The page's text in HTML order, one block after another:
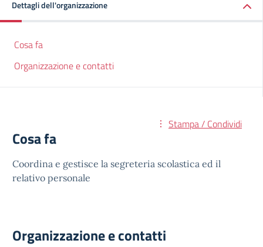
Dettagli dell'organizzazione
Cosa fa
Organizzazione e contatti
Stampa / Condividi
Cosa fa
Coordina e gestisce la segreteria scolastica ed il
relativo personale
Organizzazione e contatti